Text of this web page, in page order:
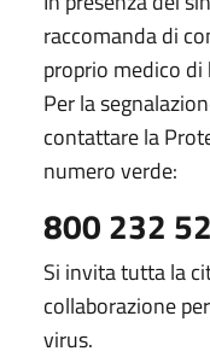
raccomanda di
proprio medico di
Per la
contattare la
numero verde:
800 232
Si invita tutta la
collaborazione
virus.